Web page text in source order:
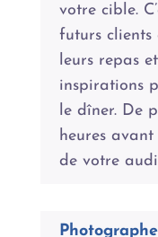
votre cible.
futurs clients
leurs repas
inspirations
le dîner. De
heures
de votre
Photographe